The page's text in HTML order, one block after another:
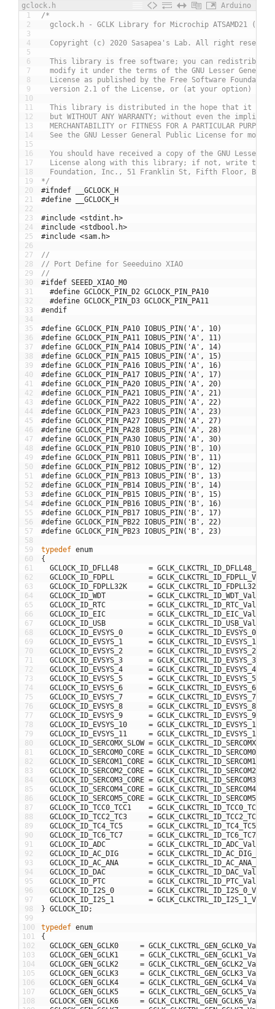
gclock.h
Arduino
1
2
3
4
5
6
7
8
9
10
11
12
13
14
15
16
17
18
19
20
21
22
23
24
25
26
27
28
29
30
31
32
33
34
35
36
37
38
39
40
41
42
43
44
45
46
47
48
49
50
51
52
53
54
55
56
57
58
59
60
61
62
63
64
65
66
67
68
69
70
71
72
73
74
75
76
77
78
79
80
81
82
83
84
85
86
87
88
89
90
91
92
93
94
95
96
97
98
99
100
101
102
103
104
105
106
107
108
/*
gclock.h - GCLK Library for Microchip ATSAMD21
Copyright (c) 2020 Sasapea's Lab. All right
This library is free software; you can redistribute
modify it under the terms of the GNU Lesser General
License as published by the Free Software
version 2.1 of the License, or (at your option) any
This library is distributed in the hope that it will
but WITHOUT ANY WARRANTY; without even the implied
MERCHANTABILITY or FITNESS FOR A PARTICULAR PURPOSE.
See the GNU Lesser General Public License for more
You should have received a copy of the GNU Lesser
License along with this library; if not, write to the
Foundation, Inc., 51 Franklin St, Fifth Floor, Boston,
*/
#ifndef __GCLOCK_H
#define __GCLOCK_H
#include <stdint.h>
#include <stdbool.h>
#include <sam.h>
//
// Port Define for Seeeduino XIAO
//
#ifdef SEEED_XIAO_M0
#define GCLOCK_PIN_D2 GCLOCK_PIN_PA10
#define GCLOCK_PIN_D3 GCLOCK_PIN_PA11
#endif
#define GCLOCK_PIN_PA10 IOBUS_PIN('A', 10)
#define GCLOCK_PIN_PA11 IOBUS_PIN('A', 11)
#define GCLOCK_PIN_PA14 IOBUS_PIN('A', 14)
#define GCLOCK_PIN_PA15 IOBUS_PIN('A', 15)
#define GCLOCK_PIN_PA16 IOBUS_PIN('A', 16)
#define GCLOCK_PIN_PA17 IOBUS_PIN('A', 17)
#define GCLOCK_PIN_PA20 IOBUS_PIN('A', 20)
#define GCLOCK_PIN_PA21 IOBUS_PIN('A', 21)
#define GCLOCK_PIN_PA22 IOBUS_PIN('A', 22)
#define GCLOCK_PIN_PA23 IOBUS_PIN('A', 23)
#define GCLOCK_PIN_PA27 IOBUS_PIN('A', 27)
#define GCLOCK_PIN_PA28 IOBUS_PIN('A', 28)
#define GCLOCK_PIN_PA30 IOBUS_PIN('A', 30)
#define GCLOCK_PIN_PB10 IOBUS_PIN('B', 10)
#define GCLOCK_PIN_PB11 IOBUS_PIN('B', 11)
#define GCLOCK_PIN_PB12 IOBUS_PIN('B', 12)
#define GCLOCK_PIN_PB13 IOBUS_PIN('B', 13)
#define GCLOCK_PIN_PB14 IOBUS_PIN('B', 14)
#define GCLOCK_PIN_PB15 IOBUS_PIN('B', 15)
#define GCLOCK_PIN_PB16 IOBUS_PIN('B', 16)
#define GCLOCK_PIN_PB17 IOBUS_PIN('B', 17)
#define GCLOCK_PIN_PB22 IOBUS_PIN('B', 22)
#define GCLOCK_PIN_PB23 IOBUS_PIN('B', 23)
typedef enum
{
GCLOCK_ID_DFLL48
= GCLK_CLKCTRL_ID_DFLL48_Val
GCLOCK_ID_FDPLL
= GCLK_CLKCTRL_ID_FDPLL_Val
GCLOCK_ID_FDPLL32K
=
GCLOCK_ID_WDT
= GCLK_CLKCTRL_ID_WDT_Val
GCLOCK_ID_RTC
= GCLK_CLKCTRL_ID_RTC_Val
GCLOCK_ID_EIC
= GCLK_CLKCTRL_ID_EIC_Val
GCLOCK_ID_USB
= GCLK_CLKCTRL_ID_USB_Val
GCLOCK_ID_EVSYS_0
= GCLK_CLKCTRL_ID_EVSYS_0_Val
GCLOCK_ID_EVSYS_1
= GCLK_CLKCTRL_ID_EVSYS_1_Val
GCLOCK_ID_EVSYS_2
= GCLK_CLKCTRL_ID_EVSYS_2_Val
GCLOCK_ID_EVSYS_3
= GCLK_CLKCTRL_ID_EVSYS_3_Val
GCLOCK_ID_EVSYS_4
= GCLK_CLKCTRL_ID_EVSYS_4_Val
GCLOCK_ID_EVSYS_5
= GCLK_CLKCTRL_ID_EVSYS_5_Val
GCLOCK_ID_EVSYS_6
= GCLK_CLKCTRL_ID_EVSYS_6_Val
GCLOCK_ID_EVSYS_7
= GCLK_CLKCTRL_ID_EVSYS_7_Val
GCLOCK_ID_EVSYS_8
= GCLK_CLKCTRL_ID_EVSYS_8_Val
GCLOCK_ID_EVSYS_9
= GCLK_CLKCTRL_ID_EVSYS_9_Val
GCLOCK_ID_EVSYS_10
=
GCLOCK_ID_EVSYS_11
=
GCLOCK_ID_SERCOMX_SLOW =
GCLOCK_ID_SERCOM0_CORE =
GCLOCK_ID_SERCOM1_CORE =
GCLOCK_ID_SERCOM2_CORE =
GCLOCK_ID_SERCOM3_CORE =
GCLOCK_ID_SERCOM4_CORE =
GCLOCK_ID_SERCOM5_CORE =
GCLOCK_ID_TCC0_TCC1
=
GCLOCK_ID_TCC2_TC3
=
GCLOCK_ID_TC4_TC5
= GCLK_CLKCTRL_ID_TC4_TC5_Val
GCLOCK_ID_TC6_TC7
= GCLK_CLKCTRL_ID_TC6_TC7_Val
GCLOCK_ID_ADC
= GCLK_CLKCTRL_ID_ADC_Val
GCLOCK_ID_AC_DIG
= GCLK_CLKCTRL_ID_AC_DIG_Val
GCLOCK_ID_AC_ANA
= GCLK_CLKCTRL_ID_AC_ANA_Val
GCLOCK_ID_DAC
= GCLK_CLKCTRL_ID_DAC_Val
GCLOCK_ID_PTC
= GCLK_CLKCTRL_ID_PTC_Val
GCLOCK_ID_I2S_0
= GCLK_CLKCTRL_ID_I2S_0_Val
GCLOCK_ID_I2S_1
= GCLK_CLKCTRL_ID_I2S_1_Val
} GCLOCK_ID;
typedef enum
{
GCLOCK_GEN_GCLK0
= GCLK_CLKCTRL_GEN_GCLK0_Val
GCLOCK_GEN_GCLK1
= GCLK_CLKCTRL_GEN_GCLK1_Val
GCLOCK_GEN_GCLK2
= GCLK_CLKCTRL_GEN_GCLK2_Val
GCLOCK_GEN_GCLK3
= GCLK_CLKCTRL_GEN_GCLK3_Val
GCLOCK_GEN_GCLK4
= GCLK_CLKCTRL_GEN_GCLK4_Val
GCLOCK_GEN_GCLK5
= GCLK_CLKCTRL_GEN_GCLK5_Val
GCLOCK_GEN_GCLK6
= GCLK_CLKCTRL_GEN_GCLK6_Val